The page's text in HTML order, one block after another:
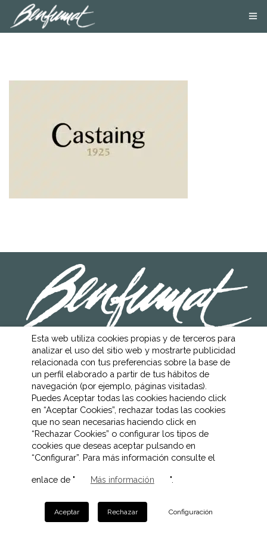
AVISO LEGAL
POLÍTICA DE COOKIES
POLÍTICA DE PRIVACIDAD
CANAL ÉTICO
Esta web utiliza cookies propias y de terceros para
analizar el uso del sitio web y mostrarte publicidad
relacionada con tus preferencias sobre la base de
un perfil elaborado a partir de tus hábitos de
navegación (por ejemplo, páginas visitadas).
Puedes Aceptar todas las cookies haciendo click
en “Aceptar Cookies”, rechazar todas las cookies
que no sean necesarias haciendo click en
“Rechazar Cookies” o configurar los tipos de
cookies que deseas aceptar pulsando en
“Configurar”. Para más información consulte el
enlace de " Más información ".
Aceptar Rechazar Configuración